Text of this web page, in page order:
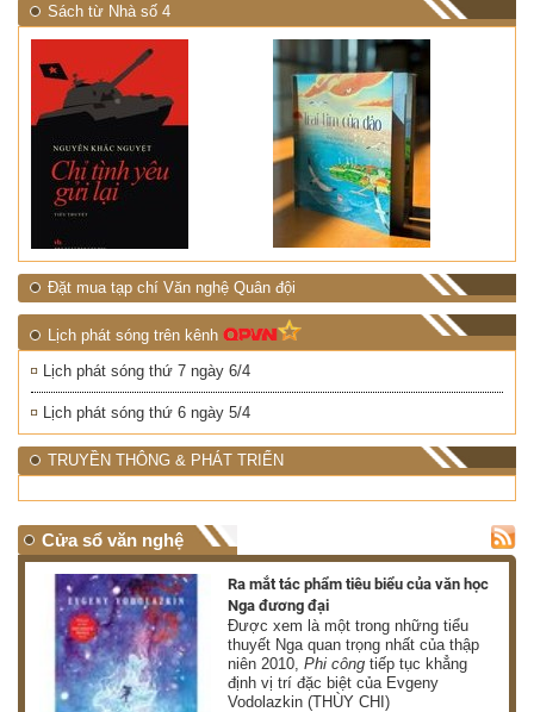
Sách từ Nhà số 4
Đặt mua tạp chí Văn nghệ Quân đội
Lịch phát sóng trên kênh
Lịch phát sóng thứ 7 ngày 6/4
Lịch phát sóng thứ 6 ngày 5/4
TRUYỀN THÔNG & PHÁT TRIỂN
Cửa sổ văn nghệ
Ra mắt tác phẩm tiêu biểu của văn học
Nga đương đại
Được xem là một trong những tiểu
thuyết Nga quan trọng nhất của thập
niên 2010,Phi công tiếp tục khẳng
định vị trí đặc biệt của Evgeny
Vodolazkin (THÙY CHI)